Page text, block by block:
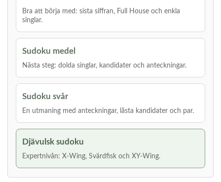
Bra att börja med: sista siffran, Full House och enkla
singlar.
Sudoku medel
Nästa steg: dolda singlar, kandidater och anteckningar.
Sudoku svår
En utmaning med anteckningar, låsta kandidater och par.
Djävulsk sudoku
Expertnivån: X-Wing, Svärdfisk och XY-Wing.